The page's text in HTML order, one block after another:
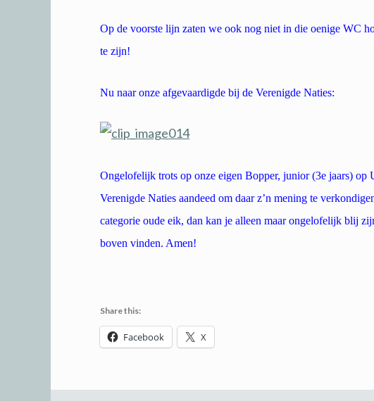
Op de voorste lijn zaten we ook nog niet in die oenige WC
te zijn!
Nu naar onze afgevaardigde bij de Verenigde Naties:
Ongelofelijk trots op onze eigen Bopper, junior (3e jaars) op
Verenigde Naties aandeed om daar z’n mening te
categorie oude eik, dan kan je alleen maar ongelofelijk blij
boven vinden. Amen!
Share this:
Facebook X